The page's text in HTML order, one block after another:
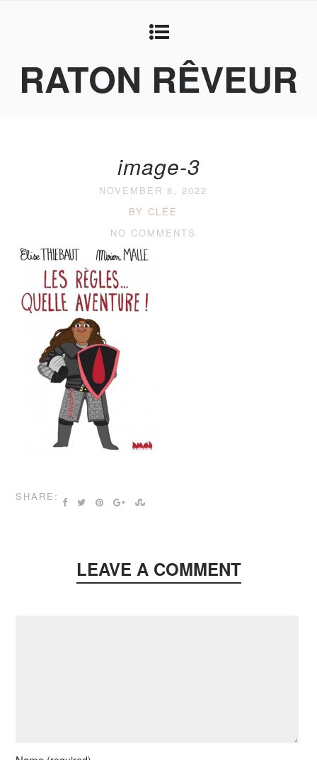
RATON RÊVEUR
image-3
NOVEMBER 8, 2022
BY CLÉE
NO COMMENTS
SHARE:
LEAVE A COMMENT